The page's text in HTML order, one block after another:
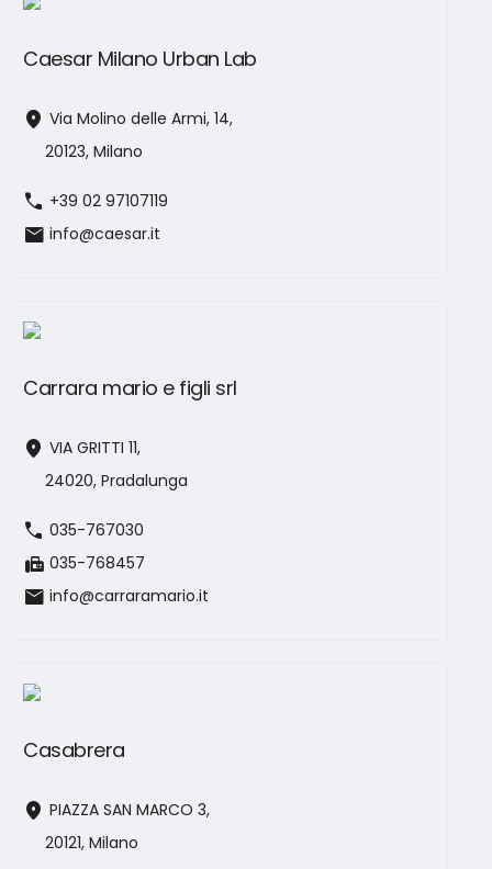
Caesar Milano Urban Lab
location_on Via Molino delle Armi, 14,
20123, Milano
call +39 02 97107119
mail info@caesar.it
Carrara mario e figli srl
location_on VIA GRITTI 11,
24020, Pradalunga
call 035-767030
fax 035-768457
mail info@carraramario.it
Casabrera
location_on PIAZZA SAN MARCO 3,
20121, Milano